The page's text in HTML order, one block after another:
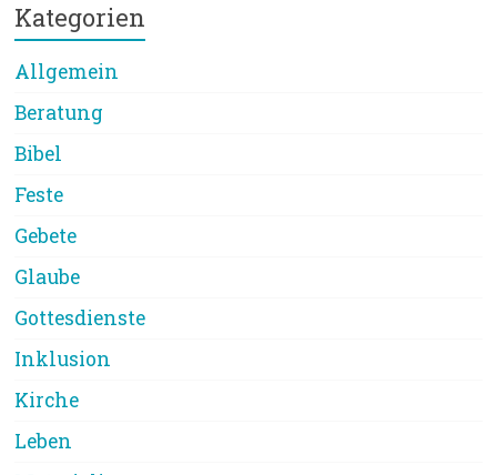
Kategorien
Allgemein
Beratung
Bibel
Feste
Gebete
Glaube
Gottesdienste
Inklusion
Kirche
Leben